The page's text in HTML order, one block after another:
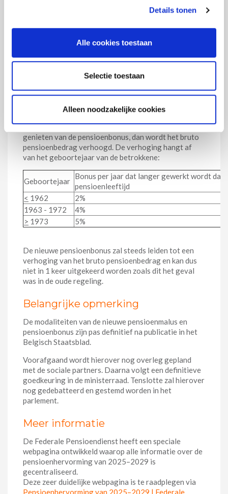
Details tonen
Alle cookies toestaan
Selectie toestaan
Alleen noodzakelijke cookies
én
minstens7.020 effectief gewerkte dagen
hebben
Onder gewerkte dagen wordt verstaan: de effectief
gewerkte dagen aangevuld met zorgverlof,
moederschapsverlof, militaire dienst en tijdelijke
werkloosheid.
Als een persoon aan de voorwaarden voldoet om te
genieten van de pensioenbonus, dan wordt het bruto
pensioenbedrag verhoogd. De verhoging hangt af
van het geboortejaar van de betrokkene:
Geboortejaar
Bonus per jaar dat langer gewerkt wordt
pensioenleeftijd
< 1962
2%
1963 - 1972
4%
> 1973 5%
De nieuwe pensioenbonus zal steeds leiden tot een
verhoging van het bruto pensioenbedrag en kan dus
niet in 1 keer uitgekeerd worden zoals dit het geval
was in de oude regeling.
Belangrijke opmerking
De modaliteiten van de nieuwe pensioenmalus en
pensioenbonus zijn pas definitief na publicatie in het
Belgisch Staatsblad.
Voorafgaand wordt hierover nog overleg gepland
met de sociale partners. Daarna volgt een definitieve
goedkeuring in de ministerraad. Tenslotte zal hierover
nog gedebatteerd en gestemd worden in het
parlement.
Meer informatie
De Federale Pensioendienst heeft een speciale
webpagina ontwikkeld waarop alle informatie over de
pensioenhervorming van 2025–2029 is
gecentraliseerd.
Deze zeer duidelijke webpagina is te raadplegen via
Pensioenhervorming van 2025–2029 | Federale